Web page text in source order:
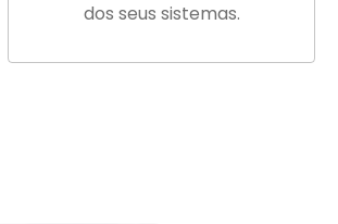
dos seus sistemas.